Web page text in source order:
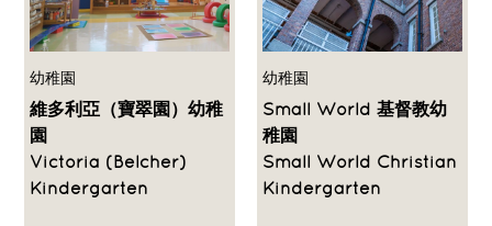
幼稚園
維多利亞（寶翠園）幼稚
園
Victoria (Belcher)
Kindergarten
幼稚園
Small World 基督教幼
稚園
Small World Christian
Kindergarten